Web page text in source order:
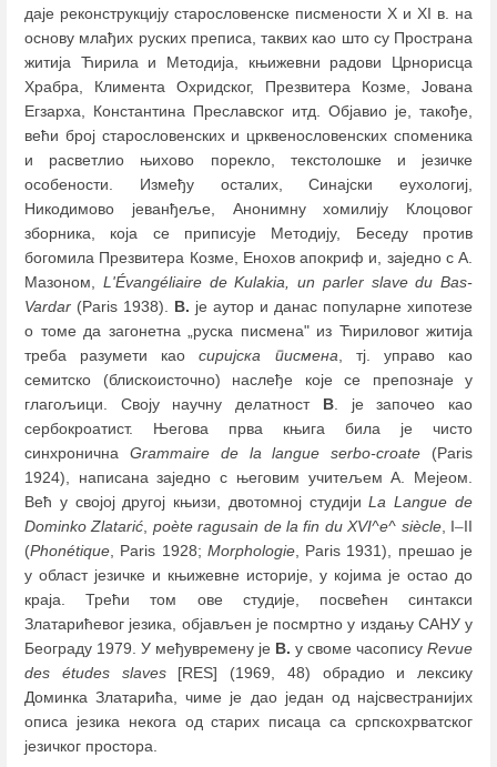
даје реконструкцију старословенске писмености X и XI в. на
основу млађих руских преписа, таквих као што су Пространа
житија Ћирила и Методија, књижевни радови Црнорисца
Храбра, Климента Охридског, Презвитера Козме, Јована
Егзарха, Константина Преславског итд. Објавио је, такође,
већи број старословенских и црквенословенских споменика
и расветлио њихово порекло, текстолошке и језичке
особености. Између осталих, Синајски еухологиј,
Никодимово јеванђеље, Анонимну хомилију Клоцовог
зборника, која се приписује Методију, Беседу против
богомила Презвитера Козме, Енохов апокриф и, заједно с А.
Мазоном, L'Évangéliaire de Kulakia, un parler slave du Bas-
Vardar (Paris 1938). В. је аутор и данас популарне хипотезе
о томе да загонетна „руска писмена" из Ћириловог житија
треба разумети каосиријска писмена, тј. управо као
семитско (блискоисточно) наслеђе које се препознаје у
глагољици. Своју научну делатност В. је започео као
сербокроатист. Његова прва књига била је чисто
синхронична Grammaire de la langue serbo-croate (Paris
1924), написана заједно с његовим учитељем А. Мејеом.
Већ у својој другој књизи, двотомној студијиLa Langue de
Dominko Zlatarić, poète ragusain de la fin du XVI^e^ siècle, I–II
(Phonétique, Paris 1928; Morphologie, Paris 1931), прешао је
у област језичке и књижевне историје, у којима је остао до
краја. Трећи том ове студије, посвећен синтакси
Златарићевог језика, објављен је посмртно у издању САНУ у
Београду 1979. У међувремену је В. у своме часопису Revue
des études slaves[RES] (1969, 48) обрадио и лексику
Доминка Златарића, чиме је дао један од најсвестранијих
описа језика некога од старих писаца са српскохрватског
језичког простора.